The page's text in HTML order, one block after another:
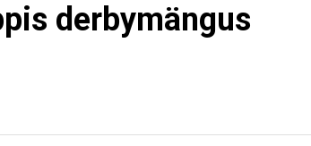
derbymängus